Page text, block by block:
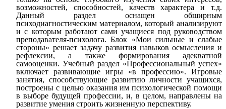
возможностей, способностей, качеств характера и т.д.
Данный раздел оснащен обширным
психодиагностическим материалом, который анализируют
и с которым работают сами учащиеся под руководством
преподавателя-психолога. Блок «Мои сильные и слабые
стороны» решает задачу развития навыков осмысления и
рефлексии, а также формирования адекватной
самооценки. Учебный раздел «Профессиональный успех»
включает развивающие игры «в профессию». Игровые
занятия, способствующие развитию личности учащихся,
построены с целью оказания им психологической помощи
в выборе будущей профессии, и, в целом, направлены на
развитие умения строить жизненную перспективу.